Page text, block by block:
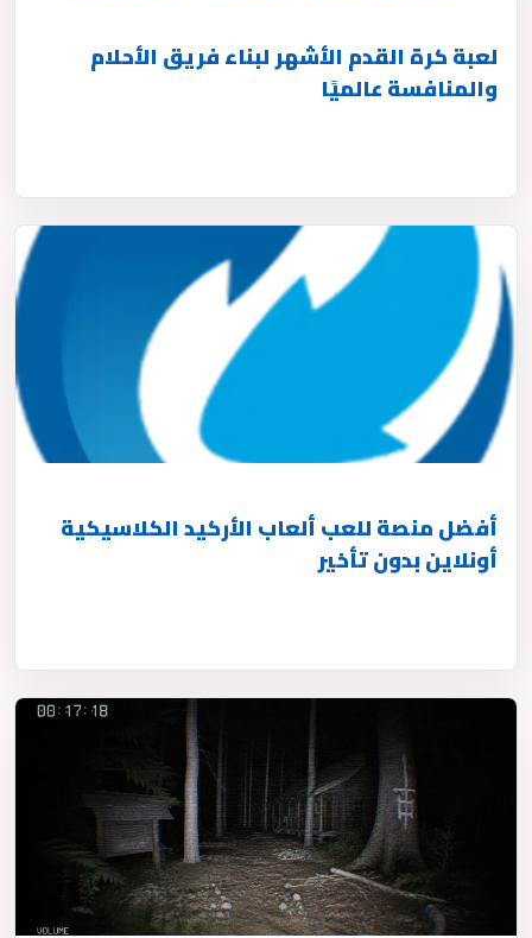
لعبة كرة القدم الأشهر لبناء فريق الأحلام
والمنافسة عالميًا
أفضل منصة للعب ألعاب الأركيد الكلاسيكية
أونلاين بدون تأخير